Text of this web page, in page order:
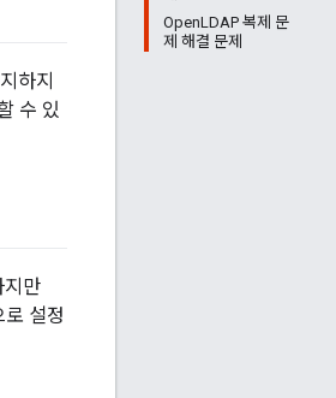
OpenLDAP 복제 문
제 해결 문제
하지
수 있
지만
설정